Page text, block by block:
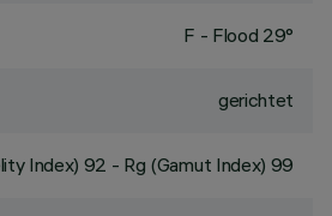
F - Flood 29°
gerichtet
Index) 92 - Rg (Gamut Index) 99